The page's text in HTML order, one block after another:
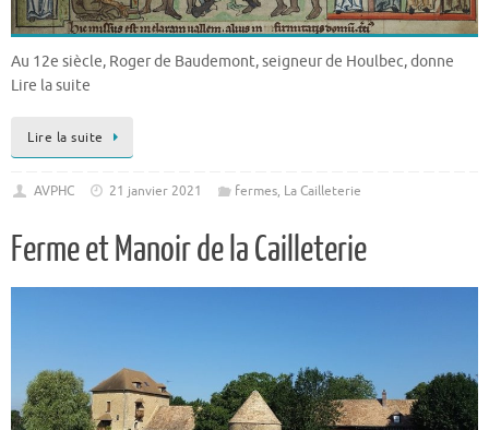
Au 12e siècle, Roger de Baudemont, seigneur de Houlbec, donne
Lire la suite
Lire la suite
AVPHC 21 janvier 2021 fermes, La Cailleterie
Ferme et Manoir de la Cailleterie